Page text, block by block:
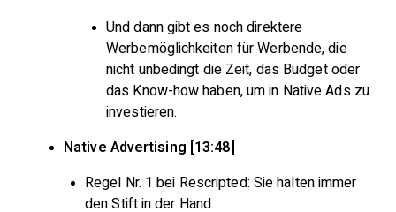
Und dann gibt es noch direktere
Werbemöglichkeiten für Werbende, die
nicht unbedingt die Zeit, das Budget oder
das Know-how haben, um in Native Ads zu
investieren.
Native Advertising [13:48]
Regel Nr. 1 bei Rescripted: Sie halten immer
den Stift in der Hand.